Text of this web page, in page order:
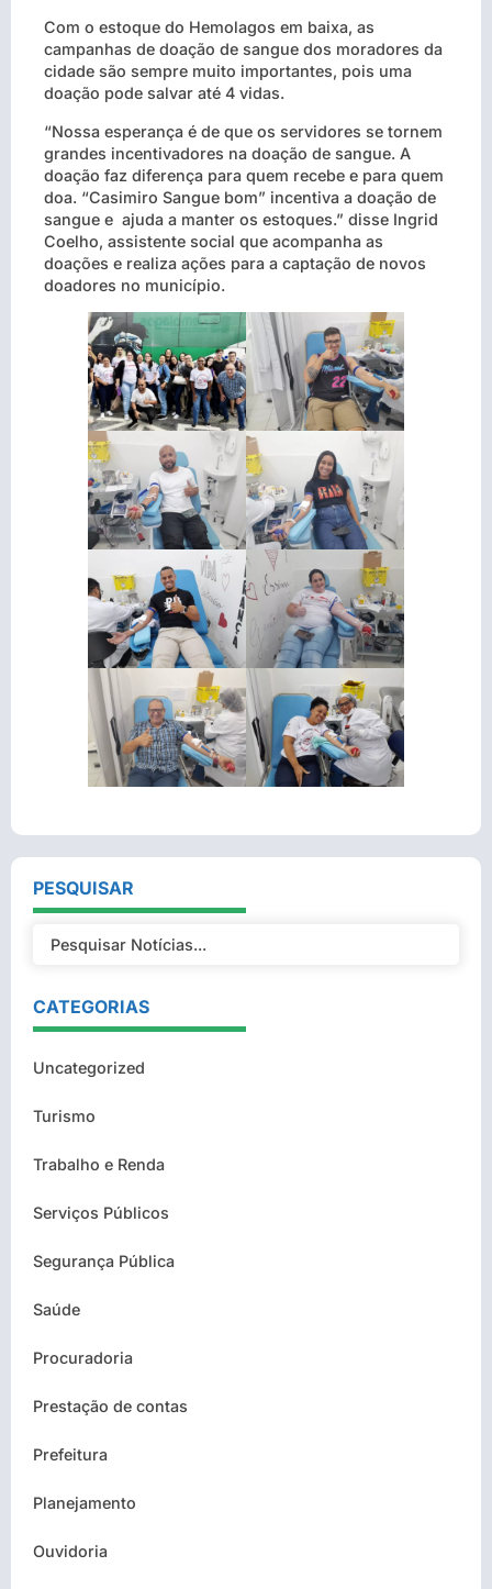
Com o estoque do Hemolagos em baixa, as
campanhas de doação de sangue dos moradores da
cidade são sempre muito importantes, pois uma
doação pode salvar até 4 vidas.
“Nossa esperança é de que os servidores se tornem
grandes incentivadores na doação de sangue. A
doação faz diferença para quem recebe e para quem
doa. “Casimiro Sangue bom” incentiva a doação de
sangue e ajuda a manter os estoques.” disse Ingrid
Coelho, assistente social que acompanha as
doações e realiza ações para a captação de novos
doadores no município.
PESQUISAR
CATEGORIAS
Uncategorized
Turismo
Trabalho e Renda
Serviços Públicos
Segurança Pública
Saúde
Procuradoria
Prestação de contas
Prefeitura
Planejamento
Ouvidoria